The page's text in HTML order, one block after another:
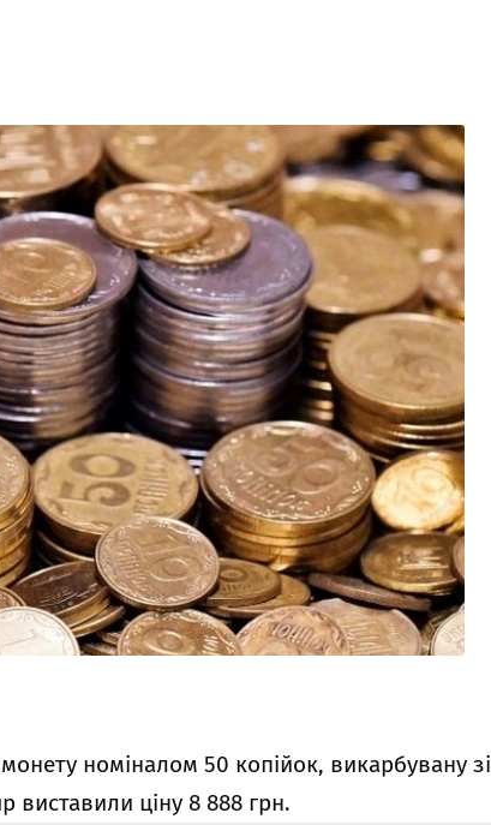
номіналом 50 копійок, викарбувану зі
виставили ціну 8 888 грн.